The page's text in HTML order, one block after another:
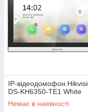
IP-відеодомофон
DS-KH6350-TE1 White
Немає в наявності